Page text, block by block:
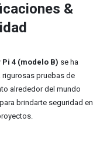
&
4 (modelo B) se ha
rigurosas pruebas de
alrededor del mundo
brindarte seguridad en